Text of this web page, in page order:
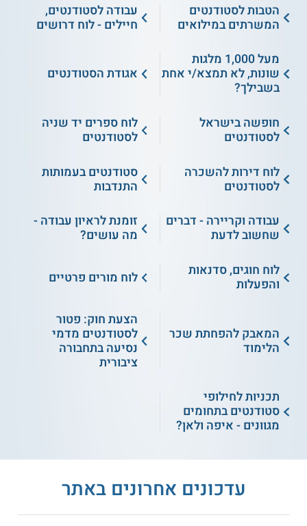
הטבות לסטודנטים
המשרתים במילואים
עבודה לסטודנטים,
חיילים - לוח דרושים
מעל 1,000 מלגות
שונות, לא תמצא/י אחת
בשבילך?
אגודת הסטודנטים
חופשה בישראל
לסטודנטים
לוח ספרים יד שניה
לסטודנטים
לוח דירות להשכרה
לסטודנטים
סטודנטים בעמותות
התנדבות
עבודה וקריירה - דברים
שחשוב לדעת
זומנת לראיון עבודה -
מה עושים?
לוח חוגים, סדנאות
והפעלות
לוח מורים פרטיים
המאבק להפחתת שכר
הלימוד
הצעת חוק: פטור
לסטודנטים מדמי
נסיעה בתחבורה
ציבורית
תכניות לחילופי
סטודנטים בתחומים
מגוונים - איפה ולאן?
עדכונים אחרונים באתר